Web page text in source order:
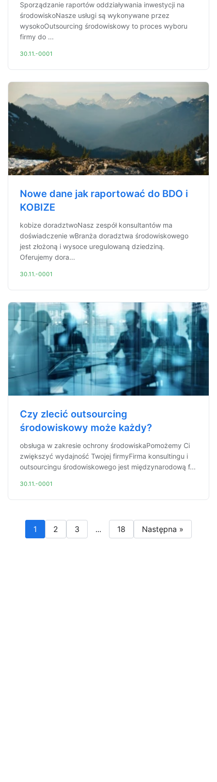
Sporządzanie raportów oddziaływania inwestycji na
środowiskoNasze usługi są wykonywane przez
wysokoOutsourcing środowiskowy to proces wyboru
firmy do ...
30.11.-0001
Nowe dane jak raportować do BDO i
KOBIZE
kobize doradztwoNasz zespół konsultantów ma
doświadczenie wBranża doradztwa środowiskowego
jest złożoną i wysoce uregulowaną dziedziną.
Oferujemy dora...
30.11.-0001
Czy zlecić outsourcing
środowiskowy może każdy?
obsługa w zakresie ochrony środowiskaPomożemy Ci
zwiększyć wydajność Twojej firmyFirma konsultingu i
outsourcingu środowiskowego jest międzynarodową f...
30.11.-0001
1 2 3 ... 18 Następna »